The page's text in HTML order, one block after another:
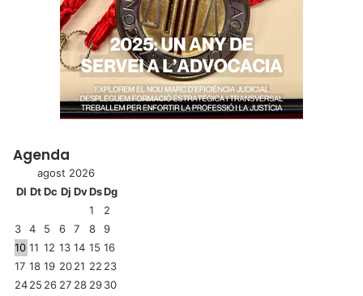
Agenda
agost 2026
Dl DtDc Dj DvDsDg
1
2
3
4 5 6 7 8
9
10 11 12 13 14 15 16
17 18 19 2021 22 23
2425 26 27 28 2930